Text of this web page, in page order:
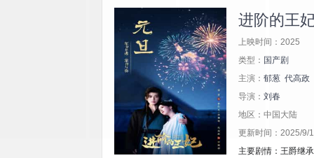
进阶的王
上映时间：2025
类型： 国产剧
主演： 郁葱 代高政
导演： 刘春
地区：中国大陆
更新时间：2025/9/
主要剧情：王爵继